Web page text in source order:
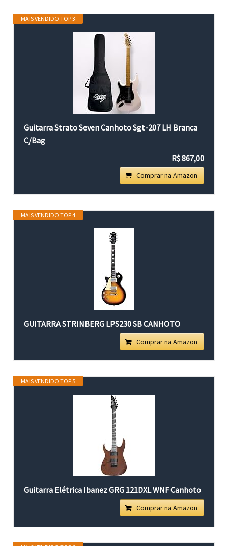
MAIS VENDIDO TOP 3
Guitarra Strato Seven Canhoto Sgt-207 LH Branca
C/Bag
R$ 867,00
Comprar na Amazon
MAIS VENDIDO TOP 4
GUITARRA STRINBERG LPS230 SB CANHOTO
Comprar na Amazon
MAIS VENDIDO TOP 5
Guitarra Elétrica Ibanez GRG 121DXL WNF Canhoto
Comprar na Amazon